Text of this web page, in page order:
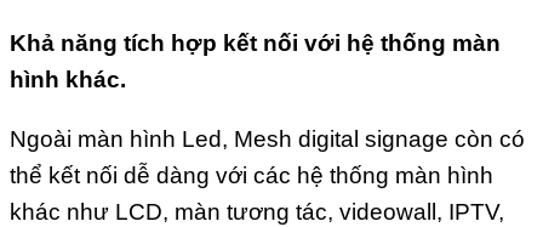
Khả năng tích hợp kết nối với hệ thống màn
hình khác.
Ngoài màn hình Led, Mesh digital signage còn có
thể kết nối dễ dàng với các hệ thống màn hình
khác như LCD, màn tương tác, videowall, IPTV,